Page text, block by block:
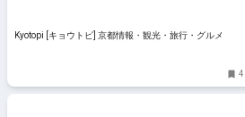
Kyotopi [キョウトピ] 京都情報・観光・旅行・グルメ
4